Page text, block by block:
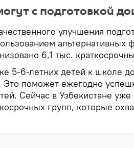
с подготовкой
улучшения
альтернативных
6,1 тыс.
5-6-летних детей к школе
Это поможет ежегодно
Сейчас в Узбекистане уже
групп, которые